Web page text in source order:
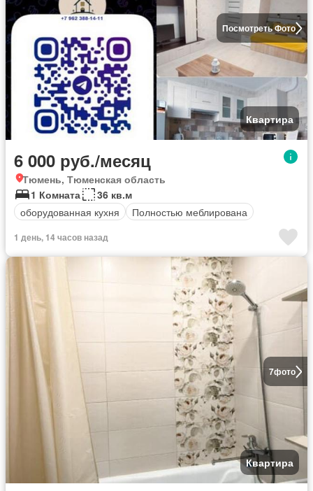
Посмотреть Фото
Квартира
6 000 руб./месяц
Тюмень, Тюменская область
1 Комната
36 кв.м
оборудованная кухня
Полностью меблирована
1 день, 14 часов назад
7фото
Квартира